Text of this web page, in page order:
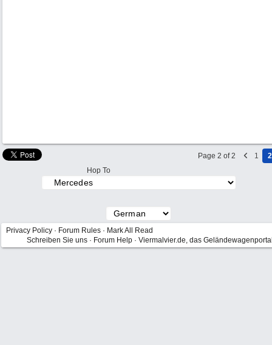
Page 2 of 2 1
2
Hop To
Privacy Policy · Forum Rules · Mark All Read
Schreiben Sie uns · Forum Help · Viermalvier.de, das